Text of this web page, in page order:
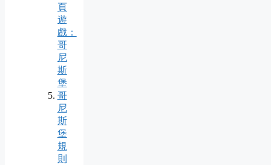
頁
遊
戲：
哥
尼
斯
堡
哥
尼
斯
堡
規
則